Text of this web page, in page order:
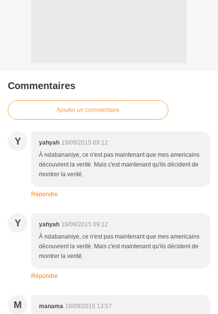
Commentaires
Ajouter un commentaire
Y yahyah 19/09/2015 09:12
À ndabananiye, ce n'est pas maintenant que mes americains
découvrent la verité. Mais c'est maintenant qu'ils décident de
montrer la verité.
Répondre
Y yahyah 19/09/2015 09:12
À ndabananiye, ce n'est pas maintenant que mes americains
découvrent la verité. Mais c'est maintenant qu'ils décident de
montrer la verité.
Répondre
M manama 18/09/2015 13:57